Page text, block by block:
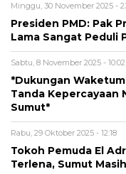
Minggu, 30 November 2025 -
Presiden PMD: Pak
Lama Sangat Peduli
Sabtu, 8 November 2025 - 10:02
*Dukungan
Tanda Kepercayaan
Sumut*
Rabu, 29 Oktober 2025 - 12:18
Tokoh Pemuda El
Terlena, Sumut